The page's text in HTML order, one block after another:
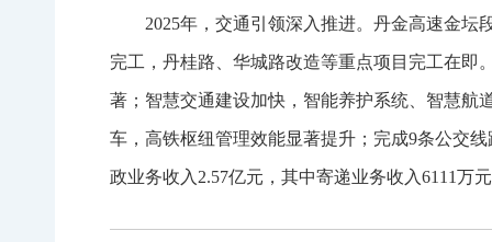
2025年，交通引领深入推进。丹金高速金
完工，丹桂路、华城路改造等重点项目完工在即
著；智慧交通建设加快，智能养护系统、智慧航
车，高铁枢纽管理效能显著提升；完成9条公交
政业务收入2.57亿元，其中寄递业务收入6111万